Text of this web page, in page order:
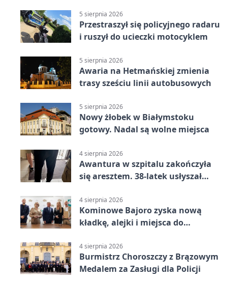
5 sierpnia 2026
Przestraszył się policyjnego radaru
i ruszył do ucieczki motocyklem
5 sierpnia 2026
Awaria na Hetmańskiej zmienia
trasy sześciu linii autobusowych
5 sierpnia 2026
Nowy żłobek w Białymstoku
gotowy. Nadal są wolne miejsca
4 sierpnia 2026
Awantura w szpitalu zakończyła
się aresztem. 38-latek usłyszał
4 sierpnia 2026
Kominowe Bajoro zyska nową
kładkę, alejki i miejsca do
4 sierpnia 2026
Burmistrz Choroszczy z Brązowym
Medalem za Zasługi dla Policji